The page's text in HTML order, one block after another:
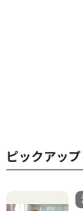
ピックアップ